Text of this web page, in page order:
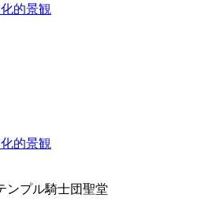
的景観
的景観
ンプル騎士団聖堂